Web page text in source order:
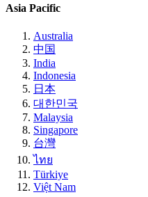
Asia Pacific
Australia
中国
India
Indonesia
日本
대한민국
Malaysia
Singapore
台灣
ไทย
Türkiye
Việt Nam